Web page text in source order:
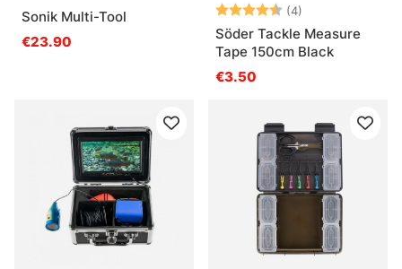
Sonik Multi-Tool
€23.90
Note: (4)
Söder Tackle Measure
Tape 150cm Black
€3.50